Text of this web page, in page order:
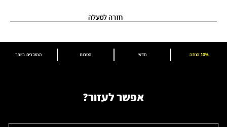
חזרה למעלה
הנמכרים ביותר הטבות חדש 10% הנחה
אפשר לעזור?